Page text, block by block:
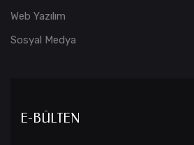
Web Yazılım
Sosyal Medya
E-BÜLTEN